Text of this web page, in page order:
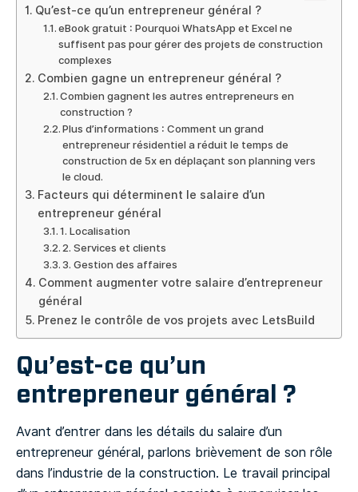
Qu’est-ce qu’un entrepreneur général ?
eBook gratuit : Pourquoi WhatsApp et Excel ne
suffisent pas pour gérer des projets de construction
complexes
Combien gagne un entrepreneur général ?
Combien gagnent les autres entrepreneurs en
construction ?
Plus d’informations : Comment un grand
entrepreneur résidentiel a réduit le temps de
construction de 5x en déplaçant son planning vers
le cloud.
Facteurs qui déterminent le salaire d’un
entrepreneur général
1. Localisation
2. Services et clients
3. Gestion des affaires
Comment augmenter votre salaire d’entrepreneur
général
Prenez le contrôle de vos projets avec LetsBuild
Qu’est-ce qu’un
entrepreneur général ?
Avant d’entrer dans les détails du salaire d’un
entrepreneur général, parlons brièvement de son rôle
dans l’industrie de la construction. Le travail principal